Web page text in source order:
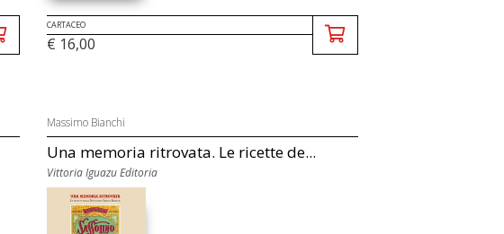
CARTACEO
€ 16,00
Massimo Bianchi
Una memoria ritrovata. Le ricette de...
Vittoria Iguazu Editoria